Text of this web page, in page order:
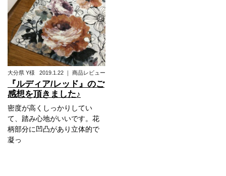
大分県 Y様 2019.1.22 ｜ 商品レビュー
『ルディア/レッド』のご
感想を頂きました♪
密度が高くしっかりしてい
て、踏み心地がいいです。花
柄部分に凹凸があり立体的で
凝っ